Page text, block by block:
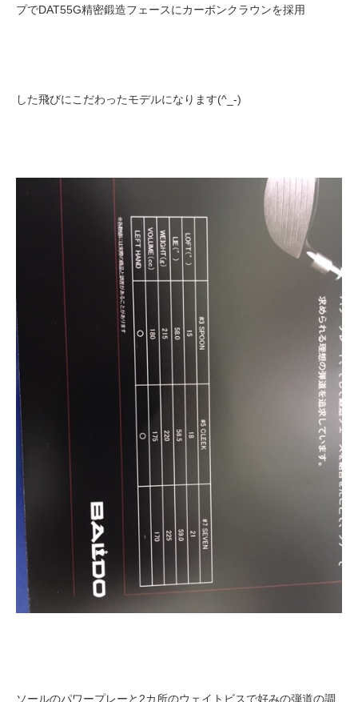
プでDAT55G精密鍛造フェースにカーボンクラウンを採用
した飛びにこだわったモデルになります(^_-)
ソールのパワープレーと2カ所のウェイトビスで好みの弾道の調